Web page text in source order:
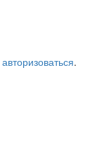
авторизоваться.